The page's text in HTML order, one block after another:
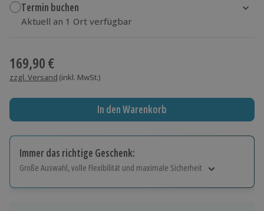
Termin buchen
Aktuell an 1 Ort verfügbar
169,90 €
zzgl. Versand (inkl. MwSt.)
In den Warenkorb
Immer das richtige Geschenk:
Große Auswahl, volle Flexibilität und maximale Sicherheit